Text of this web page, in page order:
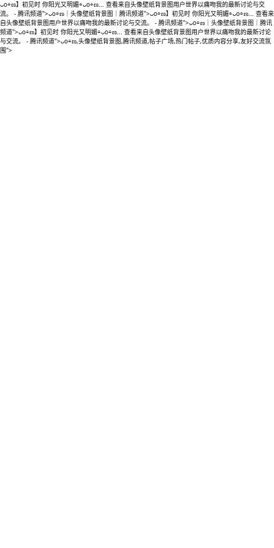
ᴗo⌯ಣ】初见时 你阳光又明媚⌯ᴗo⌯ಣ... 查看来自头像壁纸背景图用户世界以痛吻我的最新讨论与交
流。 - 腾讯频道">ᴗo⌯ಣ｜头像壁纸背景图｜腾讯频道">ᴗo⌯ಣ】初见时 你阳光又明媚⌯ᴗo⌯ಣ... 查看来
自头像壁纸背景图用户世界以痛吻我的最新讨论与交流。 - 腾讯频道">ᴗo⌯ಣ｜头像壁纸背景图｜腾讯
频道">ᴗo⌯ಣ】初见时 你阳光又明媚⌯ᴗo⌯ಣ... 查看来自头像壁纸背景图用户世界以痛吻我的最新讨论
与交流。 - 腾讯频道">ᴗo⌯ಣ,头像壁纸背景图,腾讯频道,帖子广场,热门帖子,优质内容分享,友好交流氛
围">